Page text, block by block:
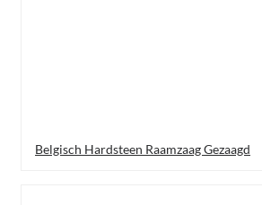
Belgisch Hardsteen Raamzaag Gezaagd